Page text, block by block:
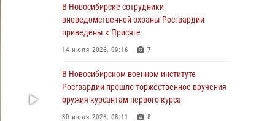
30 июля 2026, 08:11 8
При силовой поддержке бойцов ОМОН и
СОБР Росгвардии пресечена деятельность
сфере страхования
29 июля 2026, 05:19
В Новосибирске сотрудниками
В Новосибирске сотрудники
вневедомственной охраны Росгвардии
приведены к Присяге
14 июля 2026, 09:16 7
В Новосибирском военном институте
Росгвардии прошло торжественное вручения
оружия курсантам первого курса
30 июля 2026, 08:11 8